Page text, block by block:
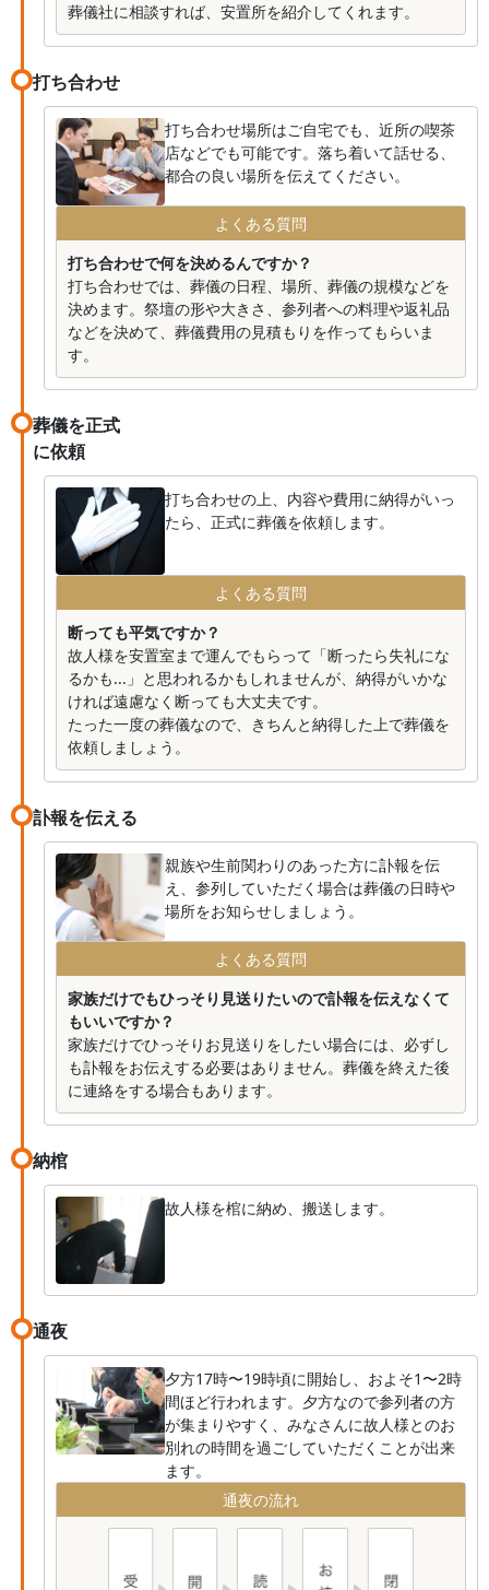
葬儀社に相談すれば、安置所を紹介してくれます。
打ち合わせ
打ち合わせ場所はご自宅でも、近所の喫茶
店などでも可能です。落ち着いて話せる、
都合の良い場所を伝えてください。
よくある質問
打ち合わせで何を決めるんですか？
打ち合わせでは、葬儀の日程、場所、葬儀の規模などを
決めます。祭壇の形や大きさ、参列者への料理や返礼品
などを決めて、葬儀費用の見積もりを作ってもらいま
す。
葬儀を正式
に依頼
打ち合わせの上、内容や費用に納得がいっ
たら、正式に葬儀を依頼します。
よくある質問
断っても平気ですか？
故人様を安置室まで運んでもらって「断ったら失礼にな
るかも...」と思われるかもしれませんが、納得がいかな
ければ遠慮なく断っても大丈夫です。
たった一度の葬儀なので、きちんと納得した上で葬儀を
依頼しましょう。
訃報を伝える
親族や生前関わりのあった方に訃報を伝
え、参列していただく場合は葬儀の日時や
場所をお知らせしましょう。
よくある質問
家族だけでもひっそり見送りたいので訃報を伝えなくて
もいいですか？
家族だけでひっそりお見送りをしたい場合には、必ずし
も訃報をお伝えする必要はありません。葬儀を終えた後
に連絡をする場合もあります。
納棺
故人様を棺に納め、搬送します。
通夜
夕方17時〜19時頃に開始し、およそ1〜2時
間ほど行われます。夕方なので参列者の方
が集まりやすく、みなさんに故人様とのお
別れの時間を過ごしていただくことが出来
ます。
通夜の流れ